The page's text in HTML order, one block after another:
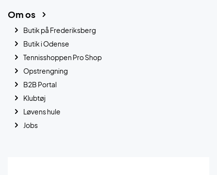
Om os
Butik på Frederiksberg
Butik i Odense
Tennisshoppen Pro Shop
Opstrengning
B2B Portal
Klubtøj
Løvens hule
Jobs